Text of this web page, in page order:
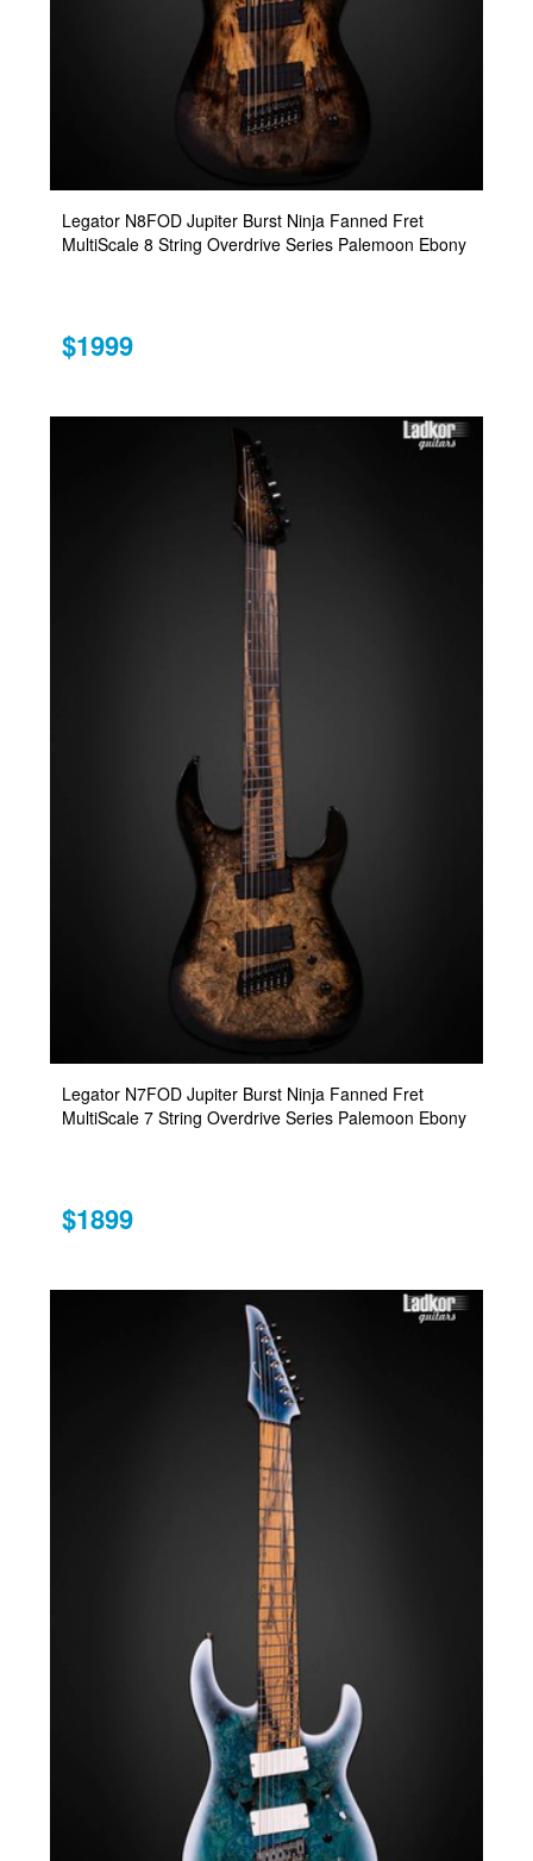
Legator N8FOD Jupiter Burst Ninja Fanned Fret
MultiScale 8 String Overdrive Series Palemoon Ebony
$1999
Legator N7FOD Jupiter Burst Ninja Fanned Fret
MultiScale 7 String Overdrive Series Palemoon Ebony
$1899